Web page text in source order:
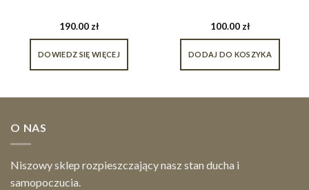
190.00 zł
DOWIEDZ SIĘ WIĘCEJ
100.00 zł
DODAJ DO KOSZYKA
O NAS
Niszowy sklep rozpieszczający nasz stan ducha i
samopoczucia.